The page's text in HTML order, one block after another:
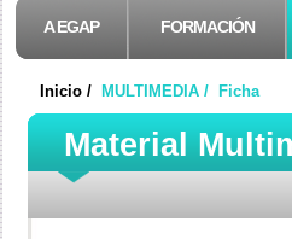
A EGAP FORMACIÓN
Inicio / MULTIMEDIA / Ficha
Material